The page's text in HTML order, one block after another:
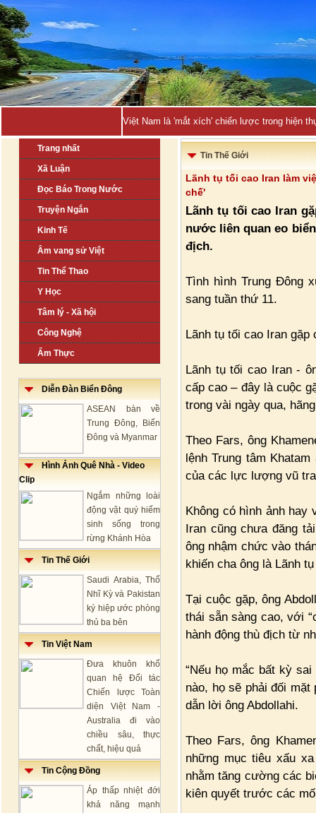
Việt Nam là 'mắt xích' chiến lược trong hiện
Trang nhất
Xã Luận
Đọc Báo Trong Nước
Truyện Ngắn
Kinh Tế
Âm vang sử Việt
Tin Thể Thao
Y Học
Tâm lý - Xã hội
Công Nghệ
Ẩm Thực
Diễn Đàn Biển Đông
ASEAN bàn về
Trung Đông, Biển
Đông và Myanmar
Hình Ảnh Quê Nhà - Video
Clip
Ngắm những loài
động vật quý hiếm
sinh sống trong
rừng Khánh Hòa
Tin Thế Giới
Saudi Arabia, Thổ
Nhĩ Kỳ và Pakistan
ký hiệp ước phòng
thủ ba bên
Tin Việt Nam
Đưa khuôn khổ
quan hệ Đối tác
Chiến lược Toàn
diện Việt Nam -
Australia đi vào
chiều sâu, thực
chất, hiệu quả
Tin Cộng Đồng
Áp thấp nhiệt đới
khả năng mạnh
Tin Thế Giới
Lãnh tụ tối cao Iran làm
chế'
Lãnh tụ tối cao Iran
nước liên quan eo
địch.
Tình hình Trung Đông
sang tuần thứ 11.
Lãnh tụ tối cao Iran gặp
Lãnh tụ tối cao Iran -
cấp cao – đây là cuộc
trong vài ngày qua,
Theo Fars, ông
lệnh Trung tâm
của các lực lượng vũ
Không có hình ảnh hay
Iran cũng chưa đăng
ông nhậm chức vào
khiến cha ông là Lãnh
Tại cuộc gặp, ông
thái sẵn sàng cao, với
hành động thù địch từ
“Nếu họ mắc bất kỳ
nào, họ sẽ phải đối mặt
dẫn lời ông Abdollahi.
Theo Fars, ông
những mục tiêu xấu
nhằm tăng cường các
kiên quyết trước các